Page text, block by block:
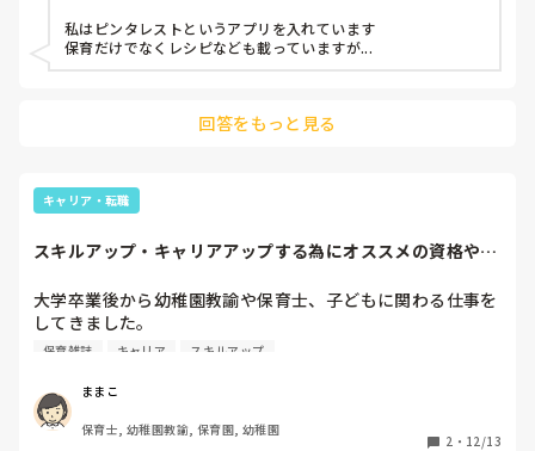
私はピンタレストというアプリを入れています
保育だけでなくレシピなども載っていますが...
回答をもっと見る
キャリア・転職
スキルアップ・キャリアアップする為にオススメの資格や勉
大学卒業後から幼稚園教諭や保育士、子どもに関わる仕事を
してきました。
結婚や出産、子育てを機に園や職種、雇用形態を変えて、働
年齢の割に現場で活かせる経験や知識が少ないように感じて
います。
保育雑誌 キャリア スキルアップ
ままこ
保育士, 幼稚園教諭, 保育園, 幼稚園
2 ・ 12/13